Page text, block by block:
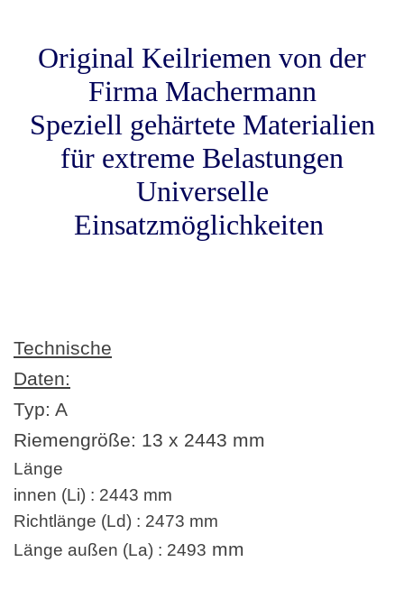
Original Keilriemen von der
Firma Machermann
Speziell gehärtete Materialien
für extreme Belastungen
Universelle
Einsatzmöglichkeiten
Technische
Daten:
Typ: A
Riemengröße: 13 x 2443 mm
Länge
innen (Li) : 2443 mm
Richtlänge (Ld) : 2473 mm
Länge außen (La) : 2493 mm